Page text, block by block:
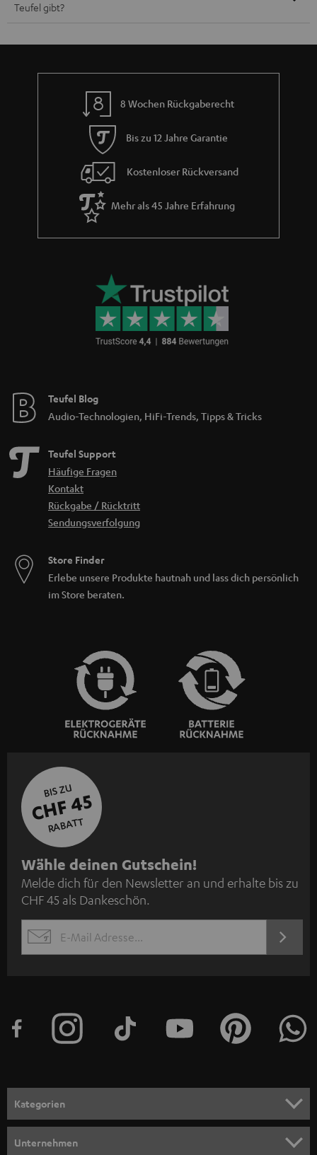
Teufel gibt?
8 Wochen Rückgaberecht
Bis zu 12 Jahre Garantie
Kostenloser Rückversand
Mehr als 45 Jahre Erfahrung
Teufel Blog
Audio-Technologien, HiFi-Trends, Tipps & Tricks
Teufel Support
Häufige Fragen
Kontakt
Rückgabe / Rücktritt
Sendungsverfolgung
Store Finder
Erlebe unsere Produkte hautnah und lass dich persönlich
im Store beraten.
BIS ZU
CHF 45
RABATT
N
e
w
s
l
e
n
m
e
Wähle deinen Gutschein!
Melde dich für den Newsletter an und erhalte bis zu
CHF 45 als Dankeschön.
EMAIL
JETZT
Kategorien
Unternehmen